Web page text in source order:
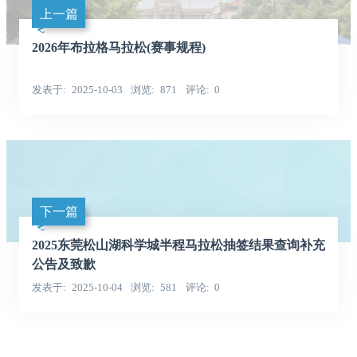
上一篇
2026年布拉格马拉松(赛事规程)
发表于 2025-10-03 浏览 871 评论 0
下一篇
2025东莞松山湖科学城半程马拉松抽签结果查询补充
公告及致歉
发表于 2025-10-04 浏览 581 评论 0